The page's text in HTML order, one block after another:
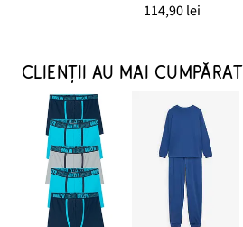
114,90 lei
CLIENȚII AU MAI CUMPĂRAT